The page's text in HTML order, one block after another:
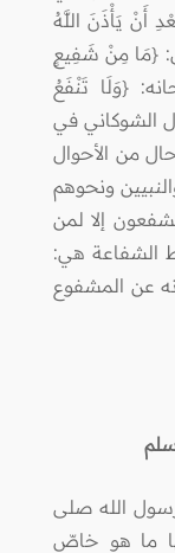
أَنْ يَأْذَنَ اللَّهُ
وقال تعالى: {مَا مِنْ شَفِيعٍ
وقال سبحانه: {وَلَا تَنْفَعُ
إِلَّا لِمَنْ أَذِنَ لَهُ} [سبأ: 23]، قال الشوكاني في
من الأحوال
ونحوهم
إلا لمن
الشفاعة هي:
عن المشفوع
رسول الله صلى
ما هو خاصّ